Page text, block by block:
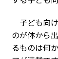
子ども向
のが体から
るものは何